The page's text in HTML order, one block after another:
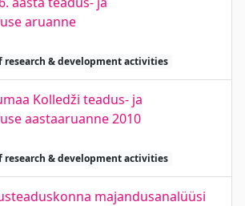
aruanne
research & development activities
Kolledži teadus- ja
aastaaruanne 2010
research & development activities
majandusanalüüsi